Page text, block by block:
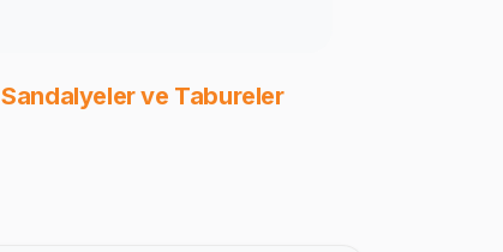
Sandalyeler ve Tabureler